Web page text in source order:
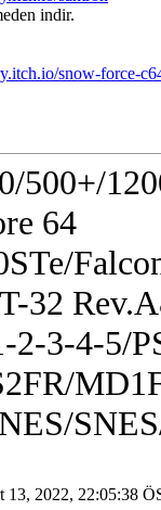
indir.
snow-force-
500+/
64
32
2-3-4-5/
13, 2022, 22:05:38